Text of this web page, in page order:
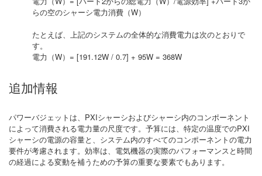
らの空のシャーシ電力消費（W）
たとえば、上記のシステムの全体的な消費電力は次のとおりで
す。
電力（W）= [191.12W / 0.7] + 95W = 368W
追加情報
パワーバジェットは、PXIシャーシおよびシャーシ内のコンポーネント
によって消費される電力量の尺度です。予算には、特定の温度でのPXI
シャーシの電源の容量と、システム内のすべてのコンポーネントの電力
要件が考慮されます。効率は、電気機器の実際のパフォーマンスと時間
の経過による変動を補うための予算の重要な要素でもあります。